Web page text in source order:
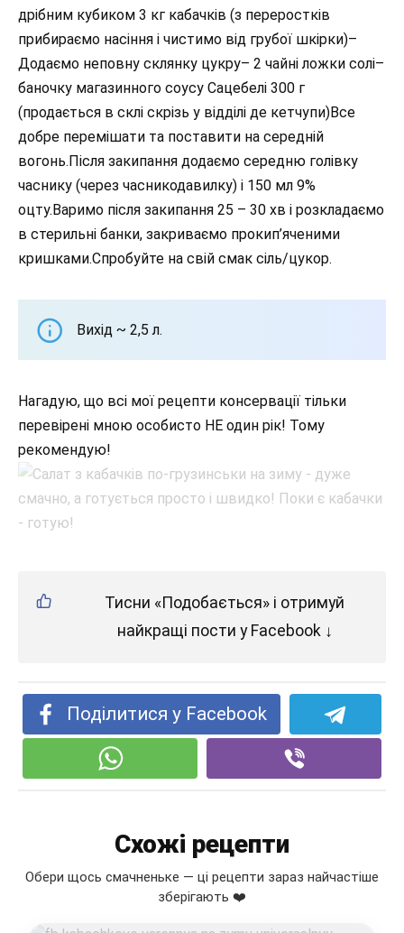
дрібним кубиком 3 кг кабачків (з переростків
прибираємо насіння і чистимо від грубої шкірки)–
Додаємо неповну склянку цукру– 2 чайні ложки солі–
баночку магазинного соусу Сацебелі 300 г
(продається в склі скрізь у відділі де кетчупи)Все
добре перемішати та поставити на середній
вогонь.Після закипання додаємо середню голівку
часнику (через часникодавилку) і 150 мл 9%
оцту.Варимо після закипання 25 – 30 хв і розкладаємо
в стерильні банки, закриваємо прокип’яченими
кришками.Спробуйте на свій смак сіль/цукор.
Вихід ~ 2,5 л.
Нагадую, що всі мої рецепти консервації тільки
перевірені мною особисто НЕ один рік! Тому
рекомендую!
Тисни «Подобається» і отримуй
найкращі пости у Facebook ↓
Поділитися у Facebook
Схожі рецепти
Обери щось смачненьке — ці рецепти зараз найчастіше
зберігають ❤️